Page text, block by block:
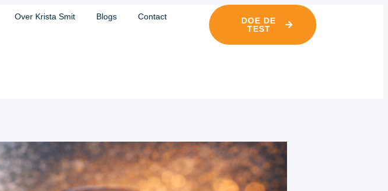
Over Krista Smit Blogs Contact
DOE DE
TEST